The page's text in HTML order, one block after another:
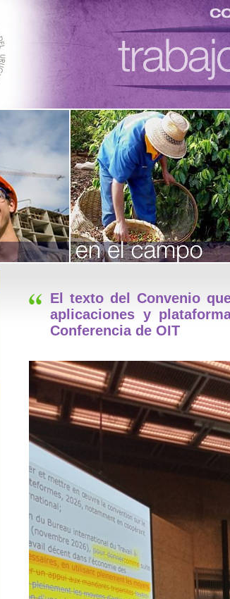
El texto del Convenio
aplicaciones y
Conferencia de OIT